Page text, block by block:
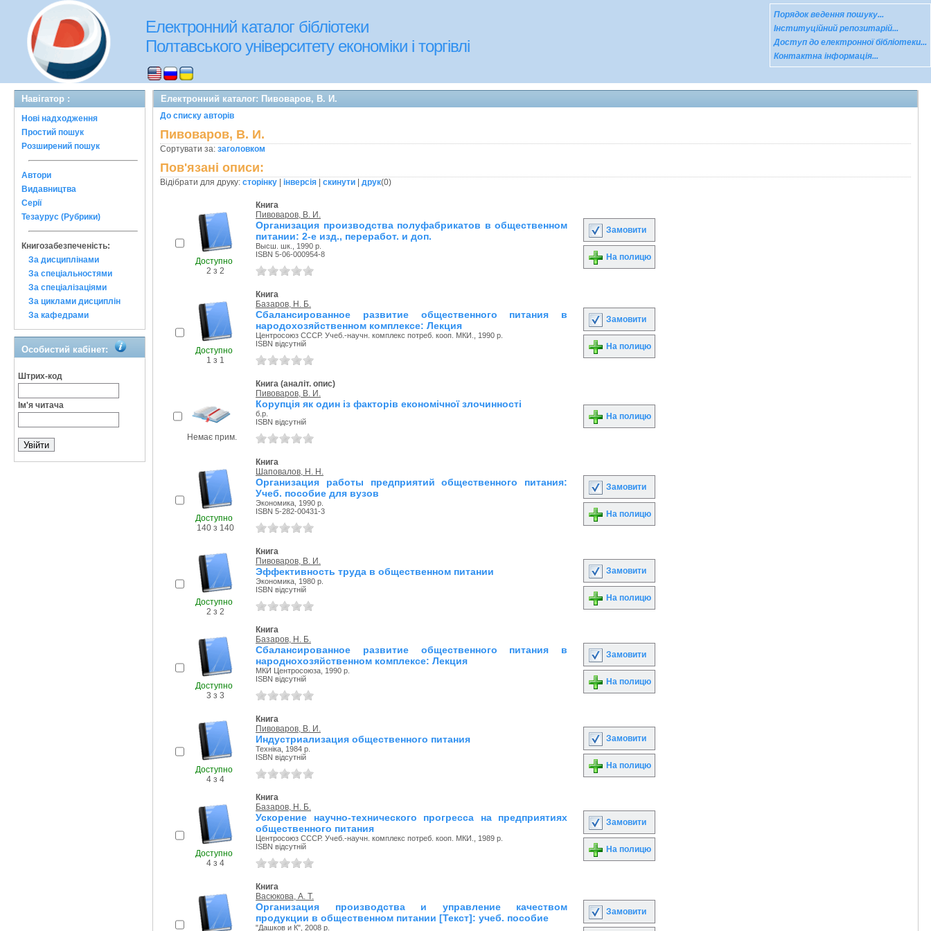
Електронний каталог бібліотеки
Полтавського університету економіки і торгівлі
Порядок ведення пошуку...
Інституційний репозитарій...
Доступ до електронної бібліотеки...
Контактна інформація...
Навігатор :
Нові надходження
Простий пошук
Розширений пошук
Автори
Видавництва
Серії
Тезаурус (Рубрики)
Книгозабезпеченість:
За дисциплінами
За спеціальностями
За спеціалізаціями
За циклами дисциплін
За кафедрами
Особистий кабінет:
Штрих-код
Ім'я читача
Електронний каталог: Пивоваров, В. И.
До списку авторів
Пивоваров, В. И.
Сортувати за: заголовком
Пов'язані описи:
Відібрати для друку: сторінку інверсія скинути друк(0)
Доступно
2 з 2
Книга
Пивоваров, В. И.
Организация производства полуфабрикатов в общественном
питании: 2-е изд., переработ. и доп.
Высш. шк., 1990 р.
ISBN 5-06-000954-8
Замовити
На полицю
Доступно
1 з 1
Книга
Базаров, Н. Б.
Сбалансированное развитие общественного питания в
народохозяйственном комплексе: Лекция
Центросоюз СССР. Учеб.-научн. комплекс потреб. кооп. МКИ., 1990 р.
ISBN відсутній
Замовити
На полицю
Немає прим.
Книга (аналіт. опис)
Пивоваров, В. И.
Корупція як один із факторів економічної злочинності
б.р.
ISBN відсутній
На полицю
Доступно
140 з 140
Книга
Шаповалов, Н. Н.
Организация работы предприятий общественного питания:
Учеб. пособие для вузов
Экономика, 1990 р.
ISBN 5-282-00431-3
Замовити
На полицю
Доступно
2 з 2
Книга
Пивоваров, В. И.
Эффективность труда в общественном питании
Экономика, 1980 р.
ISBN відсутній
Замовити
На полицю
Доступно
3 з 3
Книга
Базаров, Н. Б.
Сбалансированное развитие общественного питания в
народнохозяйственном комплексе: Лекция
МКИ Центросоюза, 1990 р.
ISBN відсутній
Замовити
На полицю
Доступно
4 з 4
Книга
Пивоваров, В. И.
Индустриализация общественного питания
Техніка, 1984 р.
ISBN відсутній
Замовити
На полицю
Доступно
4 з 4
Книга
Базаров, Н. Б.
Ускорение научно-технического прогресса на предприятиях
общественного питания
Центросоюз СССР. Учеб.-научн. комплекс потреб. кооп. МКИ., 1989 р.
ISBN відсутній
Замовити
На полицю
Книга
Васюкова, А. Т.
Организация производства и управление качеством
продукции в общественном питании [Текст]: учеб. пособие
"Дашков и К", 2008 р.
Замовити